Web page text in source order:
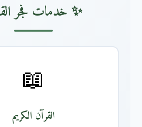
✨ خدمات فجر
📖
القرآن الكريم